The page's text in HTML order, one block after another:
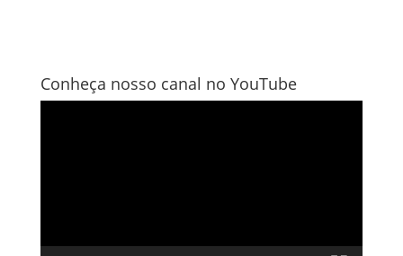
Conheça nosso canal no YouTube